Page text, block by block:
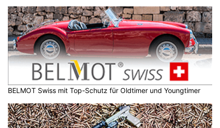
BELMOT Swiss mit Top-Schutz für Oldtimer und Youngtimer